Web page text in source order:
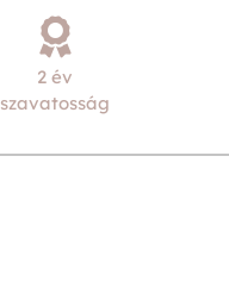
2 év
szavatosság